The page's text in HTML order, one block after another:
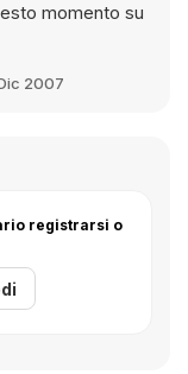
momento su
2007
registrarsi o